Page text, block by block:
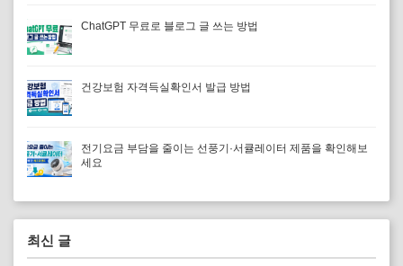
ChatGPT 무료로 블로그 글 쓰는 방법
건강보험 자격득실확인서 발급 방법
전기요금 부담을 줄이는 선풍기·서큘레이터 제품을 확인해보
세요
최신 글